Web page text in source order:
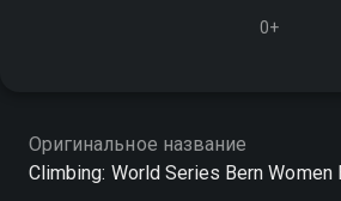
0+
Оригинальное название
Climbing: World Series Bern Women